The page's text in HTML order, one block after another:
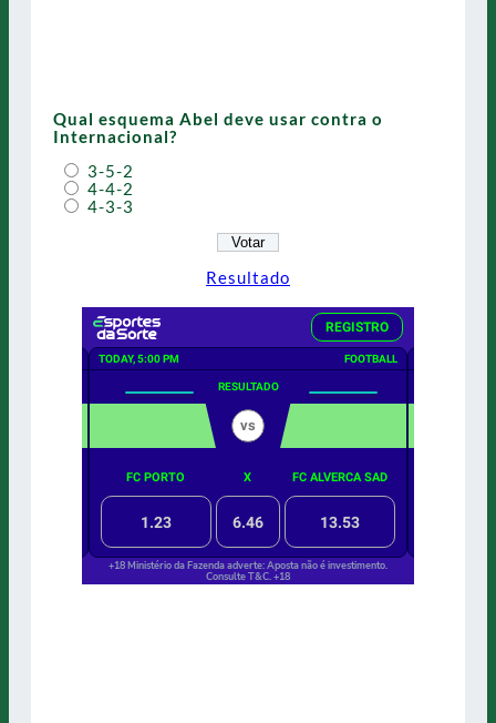
Qual esquema Abel deve usar contra o
Internacional?
3-5-2
4-4-2
4-3-3
Resultado